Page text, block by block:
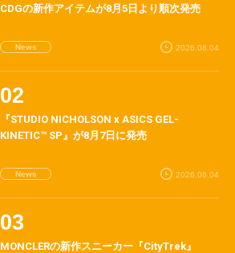
CDGの新作アイテムが8月5日より順次発売
News 2026.08.04
『STUDIO NICHOLSON x ASICS GEL-
KINETIC™ SP』が8月7日に発売
News 2026.08.04
MONCLERの新作スニーカー『CityTrek』